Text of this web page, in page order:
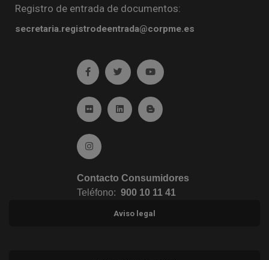
Registro de entrada de documentos:
secretaria.registrodeentrada@corpme.es
Ir a facebook (abre en ventana nueva)
Ir a twitter (abre en ventana nueva)
Ir a YouTube (abre en
Ir a Flickr (abre en ventana nueva)
Ir a Linkedin (abre en ventana nueva)
Ir al Blog (abre en ventana
Ir a Instagram (abre en ventana nueva)
Contacto Consumidores
Teléfono: 900 10 11 41
Aviso legal